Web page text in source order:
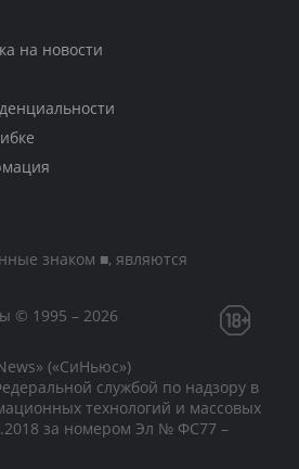
на новости
знаком ■, являются
© 1995 – 2026
(«СиНьюс»)
службой по надзору в
технологий и массовых
за номером Эл № ФС77 –